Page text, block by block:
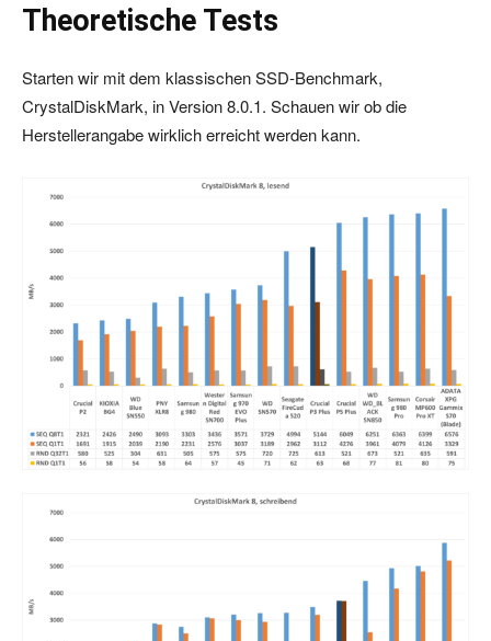
Theoretische Tests
Starten wir mit dem klassischen SSD-Benchmark,
CrystalDiskMark, in Version 8.0.1. Schauen wir ob die
Herstellerangabe wirklich erreicht werden kann.